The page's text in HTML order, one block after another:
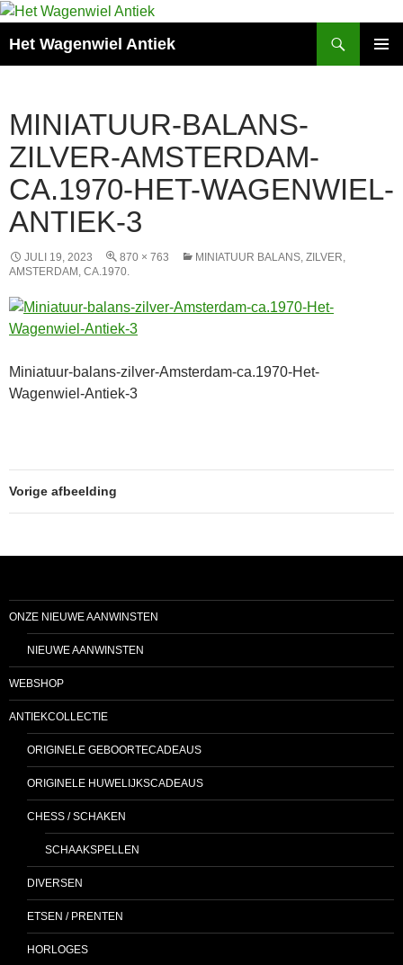
Het Wagenwiel Antiek
MINIATUUR-BALANS-
ZILVER-AMSTERDAM-
CA.1970-HET-WAGENWIEL-
ANTIEK-3
JULI 19, 2023 870 × 763
MINIATUUR BALANS, ZILVER,
AMSTERDAM, CA.1970.
Miniatuur-balans-zilver-Amsterdam-ca.1970-Het-
Wagenwiel-Antiek-3
Vorige afbeelding
ONZE NIEUWE AANWINSTEN
NIEUWE AANWINSTEN
WEBSHOP
ANTIEKCOLLECTIE
ORIGINELE GEBOORTECADEAUS
ORIGINELE HUWELIJKSCADEAUS
CHESS / SCHAKEN
SCHAAKSPELLEN
DIVERSEN
ETSEN / PRENTEN
HORLOGES